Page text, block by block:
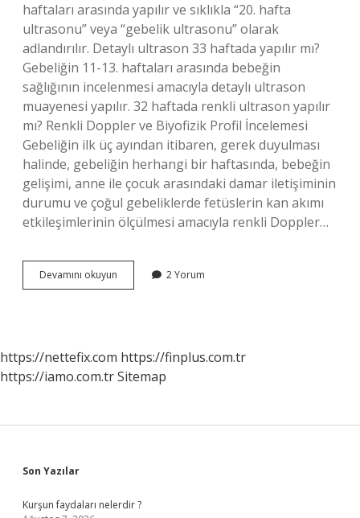
haftaları arasında yapılır ve sıklıkla “20. hafta
ultrasonu” veya “gebelik ultrasonu” olarak
adlandırılır. Detaylı ultrason 33 haftada yapılır mı?
Gebeliğin 11-13. haftaları arasında bebeğin
sağlığının incelenmesi amacıyla detaylı ultrason
muayenesi yapılır. 32 haftada renkli ultrason yapılır
mı? Renkli Doppler ve Biyofizik Profil İncelemesi
Gebeliğin ilk üç ayından itibaren, gerek duyulması
halinde, gebeliğin herhangi bir haftasında, bebeğin
gelişimi, anne ile çocuk arasındaki damar iletişiminin
durumu ve çoğul gebeliklerde fetüslerin kan akımı
etkileşimlerinin ölçülmesi amacıyla renkli Doppler…
Devamını okuyun
Haftada
2 Yorum
https://nettefix.com https://finplus.com.tr
https://iamo.com.trSitemap
Sidebar
Son Yazılar
Kurşun faydaları nelerdir ?